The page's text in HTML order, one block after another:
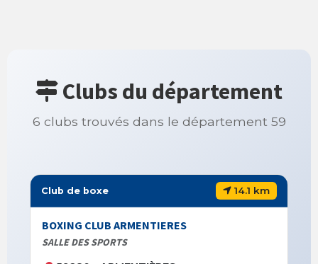
Clubs du département
6 clubs trouvés dans le département 59
Club de boxe 14.1 km
BOXING CLUB ARMENTIERES
SALLE DES SPORTS